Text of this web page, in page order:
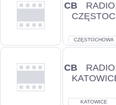
CB
CZĘSTOCHOWA
CB
KATOWICE